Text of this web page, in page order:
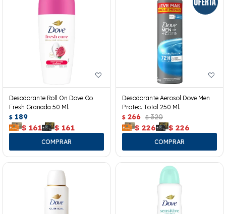
Desodorante Roll On Dove Go
Fresh Granada 50 Ml.
$ 189
$ 161 $ 161
Desodorante Aerosol Dove Men
Protec. Total 250 Ml.
$ 266 $ 320
$ 226 $ 226